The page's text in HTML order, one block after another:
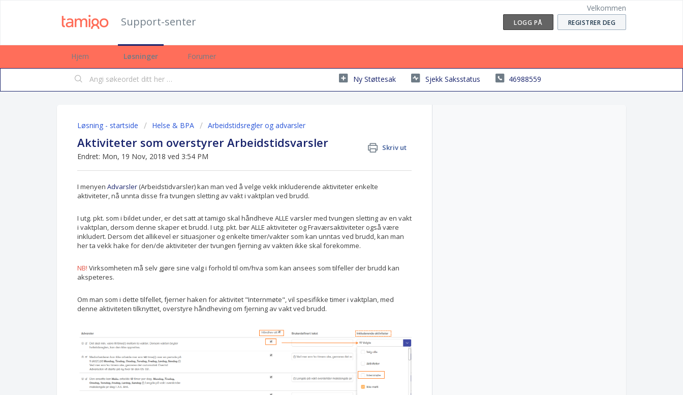
Support-senter
Velkommen
LOGG PÅ REGISTRER DEG
Hjem Løsninger Forumer
Ny Støttesak Sjekk Saksstatus 46988559
Løsning - startside Helse & BPA Arbeidstidsregler og advarsler
Aktiviteter som overstyrer Arbeidstidsvarsler Skriv ut
Endret: Mon, 19 Nov, 2018 ved 3:54 PM
I menyen Advarsler (Arbeidstidvarsler) kan man ved å velge vekk inkluderende aktiviteter enkelte
aktiviteter, nå unnta disse fra tvungen sletting av vakt i vaktplan ved brudd.
I utg. pkt. som i bildet under, er det satt at tamigo skal håndheve ALLE varsler med tvungen sletting av en vakt
i vaktplan, dersom denne skaper et brudd. I utg. pkt. bør ALLE aktiviteter og Fraværsaktiviteter også være
inkludert. Dersom det allikevel er situasjoner og enkelte timer/vakter som kan unntas ved brudd, kan man
her ta vekk hake for den/de aktiviteter der tvungen fjerning av vakten ikke skal forekomme.
NB! Virksomheten må selv gjøre sine valg i forhold til om/hva som kan ansees som tilfeller der brudd kan
akspeteres.
Om man som i dette tilfellet, fjerner haken for aktivitet "Internmøte", vil spesifikke timer i vaktplan, med
denne aktiviteten tilknyttet, overstyre håndheving om fjerning av vakt ved brudd.